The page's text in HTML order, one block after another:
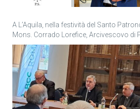
A L’Aquila, nella festività del Santo
Mons. Corrado Lorefice, Arcivescovo di